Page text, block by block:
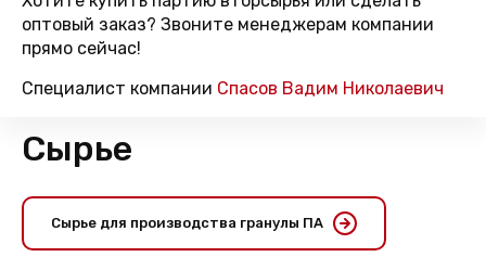
оптовый заказ? Звоните менеджерам компании
прямо сейчас!
Специалист компании Спасов Вадим Николаевич
Сырье
Сырье для производства гранулы ПА